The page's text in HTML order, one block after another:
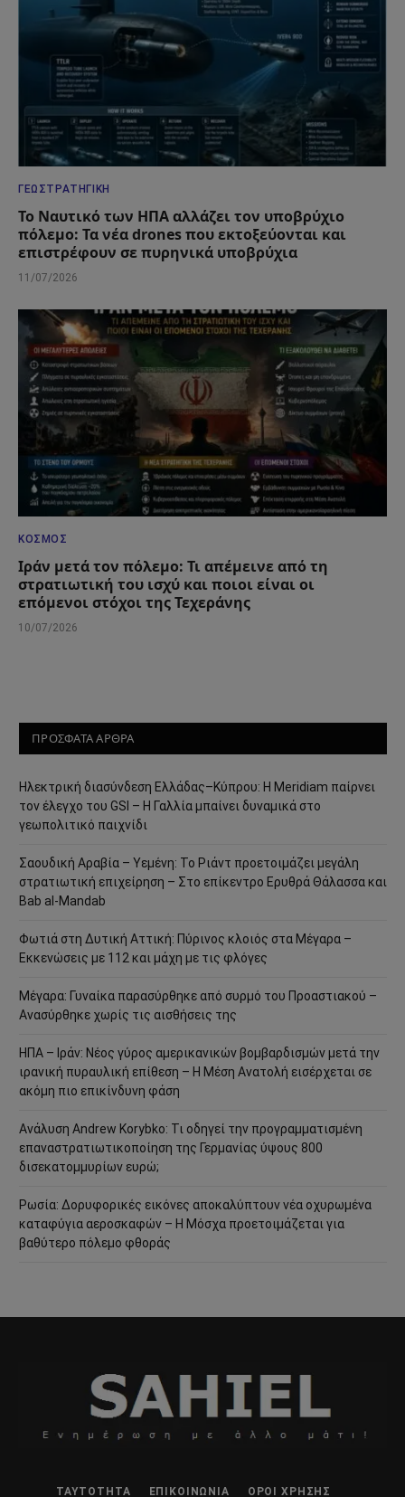
ΓΕΩΣΤΡΑΤΗΓΙΚΉ
Το Ναυτικό των ΗΠΑ αλλάζει τον υποβρύχιο
πόλεμο: Τα νέα drones που εκτοξεύονται και
επιστρέφουν σε πυρηνικά υποβρύχια
11/07/2026
ΚΌΣΜΟΣ
Ιράν μετά τον πόλεμο: Τι απέμεινε από τη
στρατιωτική του ισχύ και ποιοι είναι οι
επόμενοι στόχοι της Τεχεράνης
10/07/2026
ΠΡΟΣΦΑΤΑ ΑΡΘΡΑ
Ηλεκτρική διασύνδεση Ελλάδας–Κύπρου: Η Meridiam παίρνει
τον έλεγχο του GSI – Η Γαλλία μπαίνει δυναμικά στο
γεωπολιτικό παιχνίδι
Σαουδική Αραβία – Υεμένη: Το Ριάντ προετοιμάζει μεγάλη
στρατιωτική επιχείρηση – Στο επίκεντρο Ερυθρά Θάλασσα και
Bab al-Mandab
Φωτιά στη Δυτική Αττική: Πύρινος κλοιός στα Μέγαρα –
Εκκενώσεις με 112 και μάχη με τις φλόγες
Μέγαρα: Γυναίκα παρασύρθηκε από συρμό του Προαστιακού –
Ανασύρθηκε χωρίς τις αισθήσεις της
ΗΠΑ – Ιράν: Νέος γύρος αμερικανικών βομβαρδισμών μετά την
ιρανική πυραυλική επίθεση – Η Μέση Ανατολή εισέρχεται σε
ακόμη πιο επικίνδυνη φάση
Ανάλυση Andrew Korybko: Τι οδηγεί την προγραμματισμένη
επαναστρατιωτικοποίηση της Γερμανίας ύψους 800
δισεκατομμυρίων ευρώ;
Ρωσία: Δορυφορικές εικόνες αποκαλύπτουν νέα οχυρωμένα
καταφύγια αεροσκαφών – Η Μόσχα προετοιμάζεται για
βαθύτερο πόλεμο φθοράς
ΤΑΥΤΌΤΗΤΑ ΕΠΙΚΟΙΝΩΝΊΑ ΌΡΟΙ ΧΡΉΣΗΣ